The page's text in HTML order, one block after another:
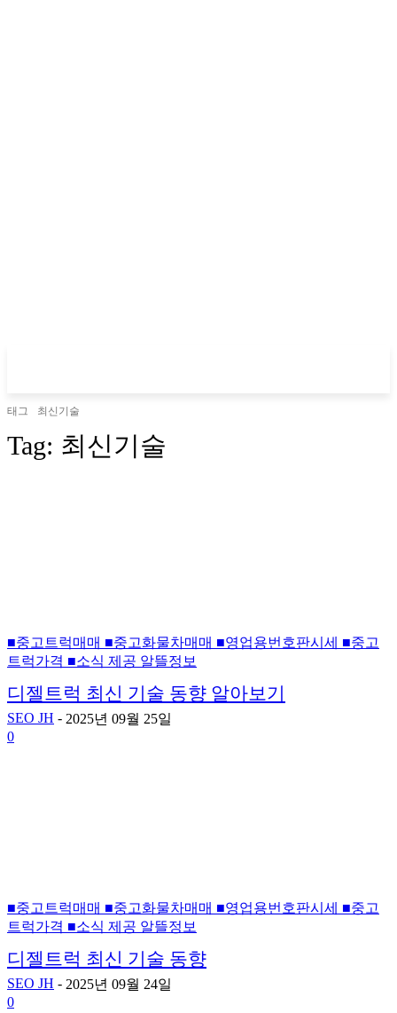
태그 최신기술
Tag: 최신기술
■중고트럭매매 ■중고화물차매매 ■영업용번호판시세 ■중고
트럭가격 ■소식 제공 알뜰정보
디젤트럭 최신 기술 동향 알아보기
SEO JH - 2025년 09월 25일
0
■중고트럭매매 ■중고화물차매매 ■영업용번호판시세 ■중고
트럭가격 ■소식 제공 알뜰정보
디젤트럭 최신 기술 동향
SEO JH - 2025년 09월 24일
0